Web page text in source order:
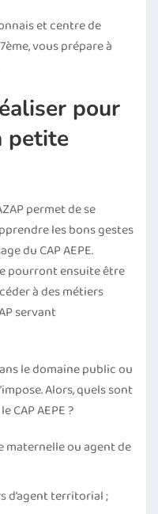
et centre de
vous prépare à
pour
petite
permet de se
les bons gestes
du CAP AEPE.
pourront ensuite être
à des métiers
servant
le domaine public ou
Alors, quels sont
CAP AEPE ?
maternelle ou agent de
d’agent territorial ;